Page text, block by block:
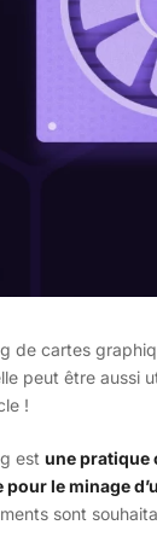
de cartes
peut être aussi
!
estune pratique
le minage
sont